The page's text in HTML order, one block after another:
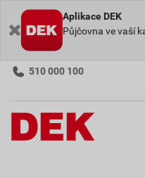
Aplikace DEK
Půjčovna ve vaší
510 000 100